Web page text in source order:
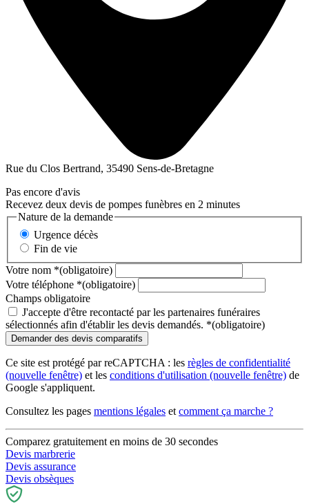
Rue du Clos Bertrand, 35490 Sens-de-Bretagne
Pas encore d'avis
Recevez deux devis de pompes funèbres en 2 minutes
Nature de la demande
Urgence décès
Fin de vie
Votre nom *(obligatoire)
Votre téléphone *(obligatoire)
Champs obligatoire
J'accepte d'être recontacté par les partenaires funéraires
sélectionnés afin d'établir les devis demandés. *(obligatoire)
Ce site est protégé par reCAPTCHA : les règles de confidentialité
(nouvelle fenêtre) et les conditions d'utilisation (nouvelle fenêtre) de
Google s'appliquent.
Consultez les pages mentions légales et comment ça marche ?
Comparez gratuitement en moins de 30 secondes
Devis marbrerie
Devis assurance
Devis obsèques